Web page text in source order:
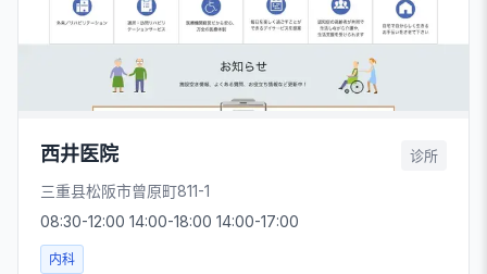
西井医院 诊所
三重县松阪市曾原町811-1
08:30-12:00 14:00-18:00 14:00-17:00
内科